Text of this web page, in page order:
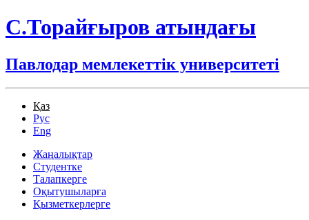
С.Торайғыров атындағы
Павлодар мемлекеттік университеті
Қаз
Рус
Eng
Жаңалықтар
Студентке
Талапкерге
Оқытушыларға
Қызметкерлерге